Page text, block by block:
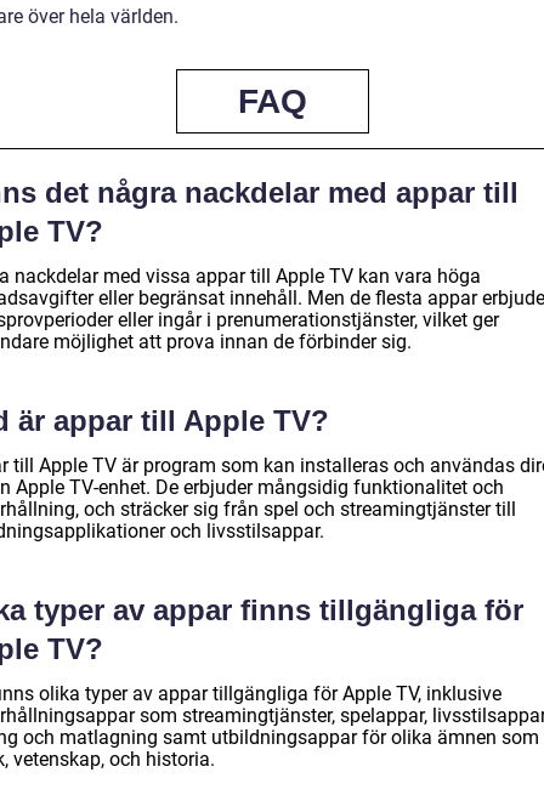
över hela världen.
FAQ
det några nackdelar med appar till
TV?
nackdelar med vissa appar till Apple TV kan vara höga
eller begränsat innehåll. Men de flesta appar
eller ingår i prenumerationstjänster, vilket ger
möjlighet att prova innan de förbinder sig.
är appar till Apple TV?
till Apple TV är program som kan installeras och användas
Apple TV-enhet. De erbjuder mångsidig funktionalitet och
och sträcker sig från spel och streamingtjänster till
och livsstilsappar.
typer av appar finns tillgängliga för
TV?
olika typer av appar tillgängliga för Apple TV, inklusive
som streamingtjänster, spelappar,
och matlagning samt utbildningsappar för olika ämnen som
vetenskap, och historia.